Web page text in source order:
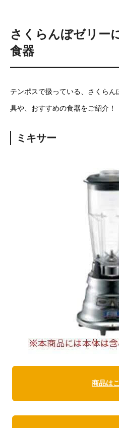
さくらんぼゼリー
食器
テンポスで扱っている、さくら
具や、おすすめの食器をご紹介！
ミキサー
商品は